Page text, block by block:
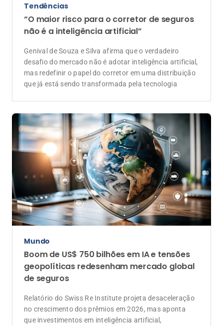
Tendências
“O maior risco para o corretor de seguros
não é a inteligência artificial”
Genival de Souza e Silva afirma que o verdadeiro
desafio do mercado não é adotar inteligência artificial,
mas redefinir o papel do corretor em uma distribuição
que já está sendo transformada pela tecnologia
Mundo
Boom de US$ 750 bilhões em IA e tensões
geopolíticas redesenham mercado global
de seguros
Relatório do Swiss Re Institute projeta desaceleração
no crescimento dos prêmios em 2026, mas aponta
que investimentos em inteligência artificial,